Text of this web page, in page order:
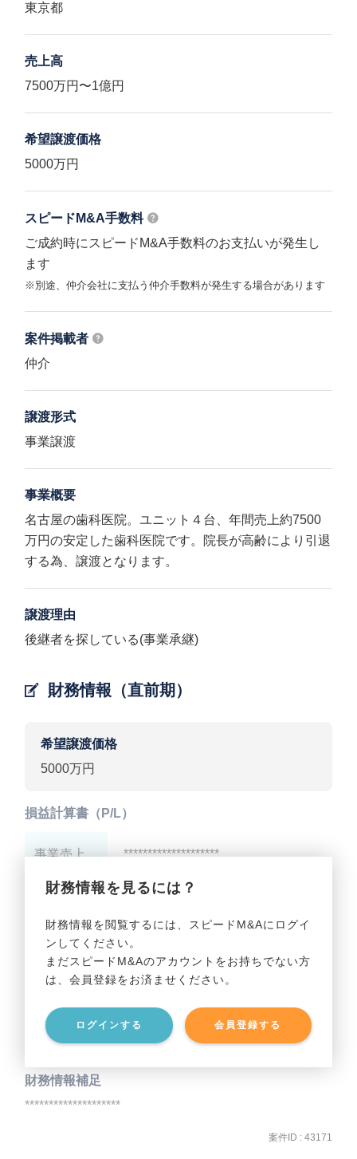
東京都
売上高
7500万円〜1億円
希望譲渡価格
5000万円
スピードM&A手数料
ご成約時にスピードM&A手数料のお支払いが発生し
ます
※別途、仲介会社に支払う仲介手数料が発生する場合があります
案件掲載者
仲介
譲渡形式
事業譲渡
事業概要
名古屋の歯科医院。ユニット４台、年間売上約7500
万円の安定した歯科医院です。院長が高齢により引退
する為、譲渡となります。
譲渡理由
後継者を探している(事業承継)
財務情報（直前期）
希望譲渡価格
5000万円
財務情報を見るには？
財務情報を閲覧するには、スピードM&Aにログイ
ンしてください。
まだスピードM&Aのアカウントをお持ちでない方
は、会員登録をお済ませください。
ログインする 会員登録する
損益計算書（P/L）
事業売上 ********************
事業利益 ********************
貸借対照表（B/S）
事業資産 ********************
事業負債 ********************
財務情報補足
********************
案件ID : 43171